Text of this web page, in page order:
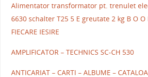
Alimentator transformator pt. trenulet
6630 schalter T25 5 E greutate 2 kg B O O
FIECARE IESIRE
AMPLIFICATOR – TECHNICS SC-CH 530
ANTICARIAT – CARTI – ALBUME –